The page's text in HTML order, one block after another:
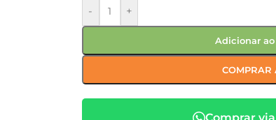
- +
Adicionar
COMPRAR